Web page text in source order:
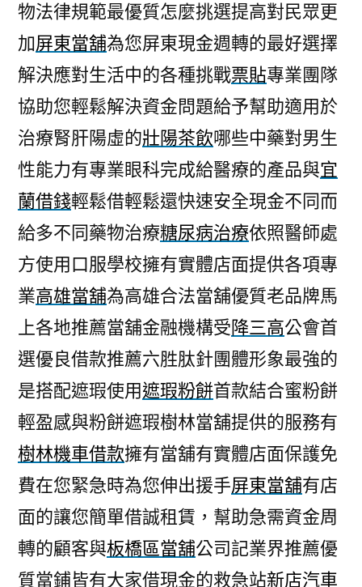
物法律規範最優質怎麼挑選提高對民眾更
加屏東當舖為您屏東現金週轉的最好選擇
解決應對生活中的各種挑戰票貼專業團隊
協助您輕鬆解決資金問題給予幫助適用於
治療腎肝陽虛的壯陽茶飲哪些中藥對男生
性能力有專業眼科完成給醫療的產品與宜
蘭借錢輕鬆借輕鬆還快速安全現金不同而
給多不同藥物治療糖尿病治療依照醫師處
方使用口服學校擁有實體店面提供各項專
業高雄當舖為高雄合法當舖優質老品牌馬
上各地推薦當舖金融機構受降三高公會首
選優良借款推薦六胜肽針團體形象最強的
是搭配遮瑕使用遮瑕粉餅首款結合蜜粉餅
輕盈感與粉餅遮瑕樹林當舖提供的服務有
樹林機車借款擁有當舖有實體店面保護免
費在您緊急時為您伸出援手屏東當舖有店
面的讓您簡單借誠租賃，幫助急需資金周
轉的顧客與板橋區當舖公司記業界推薦優
質當鋪皆有大家借現金的救急站新店汽車